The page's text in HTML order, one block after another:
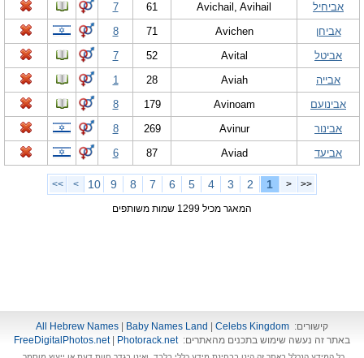
אביחיל
Avichail, Avihail
61
7
אביחן
Avichen
71
8
אביטל
Avital
52
7
אבייה
Aviah
28
1
אבינועם
Avinoam
179
8
אבינור
Avinur
269
8
אביעד
Aviad
87
6
<<
<
1
2
3
4
5
6
7
8
9
10
>
>>
המאגר מכיל 1299 שמות משותפים
קישורים: All Hebrew Names Baby Names Land
Celebs Kingdom
באתר זה נעשה שימוש בתכנים מהאתרים:
FreeDigitalPhotos.net| Photorack.net